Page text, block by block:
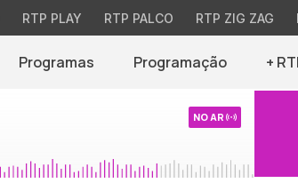
RTP PLAY RTP PALCO RTP ZIG ZAG
Programas Programação +
NO AR